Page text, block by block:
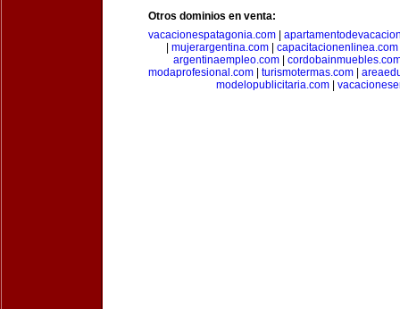
Otros dominios en venta:
vacacionespatagonia.com
mujerargentina.com| capacitacionenlinea.com
argentinaempleo.com|
modaprofesional.com
turismotermas.com
modelopublicitaria.com